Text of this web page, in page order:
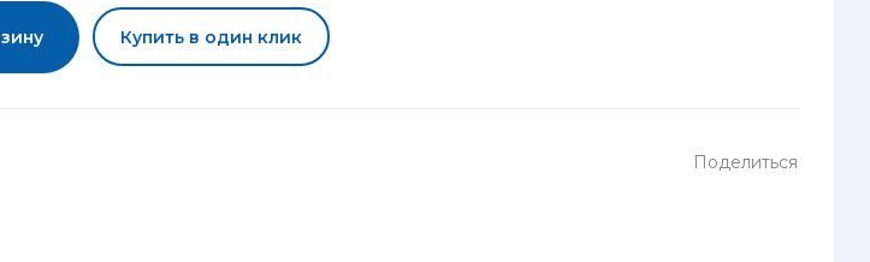
Купить в один клик
Поделиться